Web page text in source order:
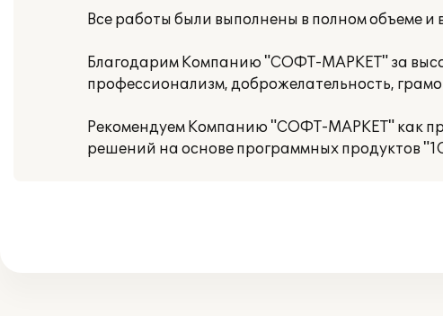
Все работы были выполнены в полном объеме и
Благодарим Компанию "СОФТ-МАРКЕТ" за
профессионализм, доброжелательность,
Рекомендуем Компанию "СОФТ-МАРКЕТ" как
решений на основе программных продуктов